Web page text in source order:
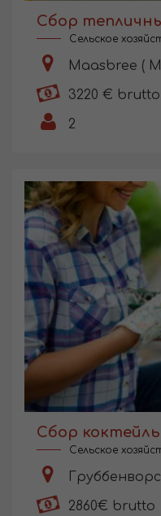
Сельское
Maasbree (
3220 € brutto
2
Сельское
2860€ brutto